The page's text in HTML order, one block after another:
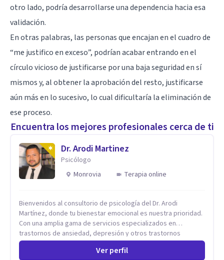
otro lado, podría desarrollarse una dependencia hacia esa
validación.
En otras palabras, las personas que encajan en el cuadro de
“me justifico en exceso”, podrían acabar entrando en el
círculo vicioso de justificarse por una baja seguridad en sí
mismos y, al obtener la aprobación del resto, justificarse
aún más en lo sucesivo, lo cual dificultaría la eliminación de
ese proceso.
Encuentra los mejores profesionales cerca de ti
Dr. Arodi Martinez
Psicólogo
Monrovia
Terapia online
Bienvenidos al consultorio de psicología del Dr. Arodi
Martínez, donde tu bienestar emocional es nuestra prioridad.
Con una amplia gama de servicios especializados en
trastornos de ansiedad, depresión y otros trastornos
emocionales, estamos dedicados a ofrecerte el mejor
tratamiento para mejorar tu salud mental. En nuestro
Ver perfil